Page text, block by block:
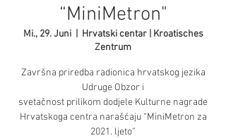
“MiniMetron"
Mi., 29. Juni
  |
Hrvatski centar | Kroatisches
Zentrum
Završna priredba radionica hrvatskog jezika
Udruge Obzor i
svetačnost prilikom dodjele Kulturne nagrade
Hrvatskoga centra narašćaju “MiniMetron za